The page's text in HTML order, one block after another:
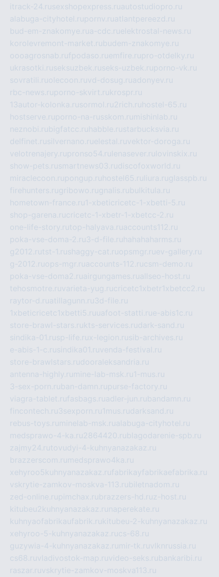
itrack-24.rusexshopexpress.ruautostudiopro.ru
alabuga-cityhotel.rupornv.ruatlantpereezd.ru
bud-em-znakomye.rua-cdc.ruelektrostal-news.ru
korolevremont-market.rubudem-znakomye.ru
oooagrosnab.rufpodaso.ruemfire.rupro-otdelky.ru
ukrasotki.ruseksuzbek.ruseks-uzbek.ruporno-vk.ru
sovratili.ruolecoon.ruvd-dosug.ruadonyev.ru
rbc-news.ruporno-skvirt.rukrospr.ru
13autor-kolonka.rusormol.ru2rich.ru hostel-65.ru
hostserve.ruporno-na-russkom.ru mishinlab.ru
neznobi.rubigfatcc.ru habble.rustarbucksvia.ru
delfinet.rusilvernano.ruelestal.ruvektor-doroga.ru
velotrenajery.rupronso54.ru lenasever.ru lovinskix.ru
show-pets.rusmartnews03.rudiscofoxworld.ru
miraclecoon.rupongup.ru hostel65.ru liura.ruglasspb.ru
firehunters.rugribowo.rugnalis.rubulkitula.ru
hometown-france.ru1-xbeticricetc-1-xbetti-5.ru
shop-garena.rucricetc-1-xbetr-1-xbetcc-2.ru
one-life-story.rutop-halyava.ruaccounts112.ru
poka-vse-doma-2.ru3-d-file.ru hahahaharms.ru
g2012.rutst-1.rushaggy-cat.ruopsmgr.ruev-gallery.ru
g-2012.ruops-mgr.ruaccounts-112.rucsm-demo.ru
poka-vse-doma2.ruairgungames.ruallseo-host.ru
tehosmotre.ruvarieta-yug.rucricetc1xbetr1xbetcc2.ru
raytor-d.ruatillagunn.ru3d-file.ru
1xbeticricetc1xbetti5.ruuafoot-statti.rue-abis1c.ru
store-brawl-stars.rukts-services.rudark-sand.ru
sindika-01.rusp-life.rux-legion.rusib-archives.ru
e-abis-1-c.rusindika01.ruvenda-festival.ru
store-brawlstars.rudooraleksandria.ru
antenna-highly.ru mine-lab-msk.ru1-mus.ru
3-sex-porn.ruban-damn.rupurse-factory.ru
viagra-tablet.rufasbags.ruadler-jun.rubandamn.ru
fincontech.ru3sexporn.ru1mus.rudarksand.ru
rebus-toys.ru minelab-msk.rualabuga-cityhotel.ru
medsprawo-4-ka.ru2864420.rublagodarenie-spb.ru
zajmy24.rutovudyi-4-kuhnyanazakaz.ru
brazzerscom.ru medsprawo4ka.ru
xehyroo5kuhnyanazakaz.rufabrikayfabrikaefabrika.ru
vskrytie-zamkov-moskva-113.rubiletnadom.ru
zed-online.rupimchax.rubrazzers-hd.ruz-host.ru
kitubeu2kuhnyanazakaz.ru naperekate.ru
kuhnyaofabrikaufabrik.rukitubeu-2-kuhnyanazakaz.ru
xehyroo-5-kuhnyanazakaz.rucs-68.ru
guzywia-4-kuhnyanazakaz.ru mir-tk.ruvlknrussia.ru
cs68.ruvladivostok-map.ruvideo-seks.rubankaribi.ru
raszar.ruvskrytie-zamkov-moskva113.ru